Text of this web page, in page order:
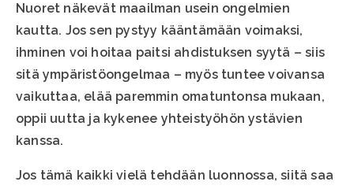
Nuoret näkevät maailman usein ongelmien
kautta. Jos sen pystyy kääntämään voimaksi,
ihminen voi hoitaa paitsi ahdistuksen syytä – siis
sitä ympäristöongelmaa – myös tuntee voivansa
vaikuttaa, elää paremmin omatuntonsa mukaan,
oppii uutta ja kykenee yhteistyöhön ystävien
kanssa.
Jos tämä kaikki vielä tehdään luonnossa, siitä saa